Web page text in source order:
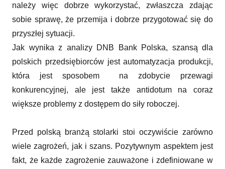
należy więc dobrze wykorzystać, zwłaszcza zdając
sobie sprawę, że przemija i dobrze przygotować się do
przyszłej sytuacji.
Jak wynika z analizy DNB Bank Polska, szansą dla
polskich przedsiębiorców jest automatyzacja produkcji,
która jest sposobem na zdobycie przewagi
konkurencyjnej, ale jest także antidotum na coraz
większe problemy z dostępem do siły roboczej.
Przed polską branżą stolarki stoi oczywiście zarówno
wiele zagrożeń, jak i szans. Pozytywnym aspektem jest
fakt, że każde zagrożenie zauważone i zdefiniowane w